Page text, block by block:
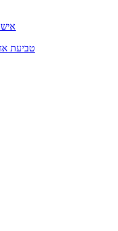
טביעת